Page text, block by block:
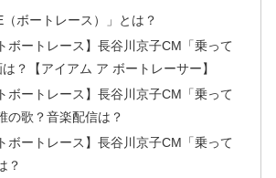
（ボートレース）」とは？
ボートレース】長谷川京子CM「乗って
？【アイアム ア ボートレーサー】
ボートレース】長谷川京子CM「乗って
の歌？音楽配信は？
ボートレース】長谷川京子CM「乗って
？